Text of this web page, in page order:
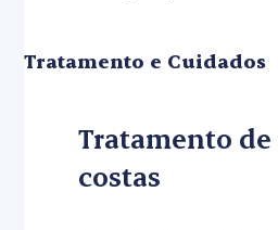
Tratamento e Cuidados
Tratamento de
costas